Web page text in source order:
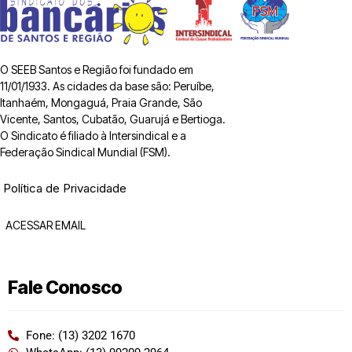
O SEEB Santos e Região foi fundado em
11/01/1933. As cidades da base são: Peruíbe,
Itanhaém, Mongaguá, Praia Grande, São
Vicente, Santos, Cubatão, Guarujá e Bertioga.
O Sindicato é filiado à Intersindical e a
Federação Sindical Mundial (FSM).
Política de Privacidade
ACESSAR EMAIL
Fale Conosco
Fone: (13) 3202 1670